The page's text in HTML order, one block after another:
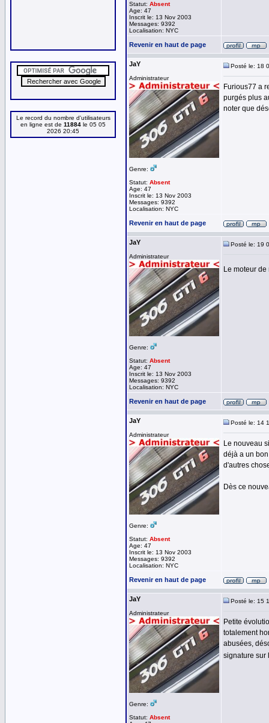
Le record du nombre d'utilisateurs
en ligne est de 11884 le 05 05
2026 20:45
Statut: Absent
Age: 47
Inscrit le: 13 Nov 2003
Messages: 9392
Localisation: NYC
Revenir en haut de page
JaY
Administrateur
Genre:
Statut: Absent
Age: 47
Inscrit le: 13 Nov 2003
Messages: 9392
Localisation: NYC
Posté le: 18
Furious77 a
purgés plus
noter que
Revenir en haut de page
JaY
Administrateur
Genre:
Statut: Absent
Age: 47
Inscrit le: 13 Nov 2003
Messages: 9392
Localisation: NYC
Posté le: 19
Le moteur
Revenir en haut de page
JaY
Administrateur
Genre:
Statut: Absent
Age: 47
Inscrit le: 13 Nov 2003
Messages: 9392
Localisation: NYC
Posté le: 14
Le nouveau
déjà a un
d'autres
Dès ce
Revenir en haut de page
JaY
Administrateur
Genre:
Statut: Absent
Posté le: 15
Petite
totalement
abusées,
signature sur